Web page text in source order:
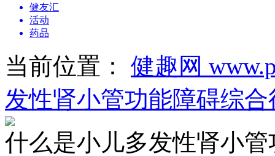
健友汇
活动
药品
当前位置： 健趣网
发性肾小管功能障碍综合
什么是小儿多发性肾小